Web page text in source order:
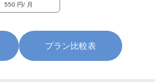
550 円/ 月
プラン比較表